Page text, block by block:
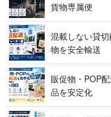
貨 物 専 属 便
混載しない貸
物を 安 全 輸 送
販促物・POP
品 を 安 定 化